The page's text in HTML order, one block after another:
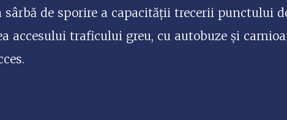
de sporire a capacității trecerii punctului
accesului traficului greu, cu autobuze și